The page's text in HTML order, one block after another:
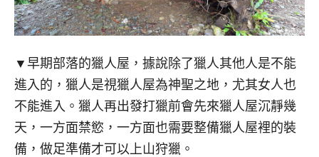
▼早期部落的獵人屋，據說除了獵人其他人是不能
進入的，獵人是視獵人屋為神聖之地，尤其女人也
不能進入。獵人再出發打獵前會先來獵人屋沉靜幾
天，一方面禁慾，一方面也需要整備獵人屋裡的裝
備，做足準備才可以上山狩獵。